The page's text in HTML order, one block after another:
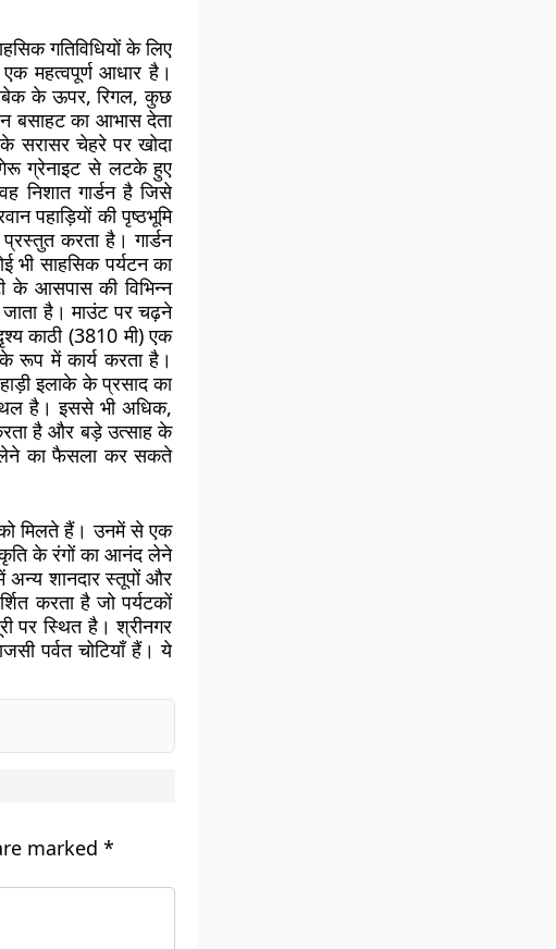
गतिविधियों के लिए
महत्वपूर्ण आधार है।
के ऊपर, रिगल, कुछ
बसाहट का आभास देता
चेहरे पर खोदा
ग्रेनाइट से लटके हुए
गार्डन है जिसे
पहाड़ियों की पृष्ठभूमि
करता है। गार्डन
भी साहसिक पर्यटन का
के आसपास की विभिन्न
है। माउंट पर चढ़ने
काठी (3810 मी) एक
रूप में कार्य करता है।
इलाके के प्रसाद का
है। इससे भी अधिक,
है और बड़े उत्साह के
लेने का फैसला कर सकते
को मिलते हैं। उनमें से एक
के रंगों का आनंद लेने
अन्य शानदार स्तूपों और
करता है जो पर्यटकों
पर स्थित है। श्रीनगर
पर्वत चोटियाँ हैं। ये
marked *